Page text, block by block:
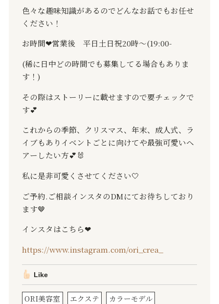
色々な趣味知識があるのでどんなお話でもお任せ
ください！
お時間❤︎営業後 平日土日祝20時〜(19:00-
(稀に日中どの時間でも募集してる場合もありま
す！ )
その際はストーリーに載せますので要チェックで
す💕
これからの季節、クリスマス、年末、成人式、ラ
イブもありイベントごとに向けてや最強可愛いヘ
アーしたい方💕🐰
私に是非可愛くさせてください🤍
ご予約. ご相談インスタのDMにてお待ちしており
ます🤎
インスタはこちら❤︎
https://www.instagram.com/ori_crea_
Like
ORI美容室 エクステ
カラーモデル